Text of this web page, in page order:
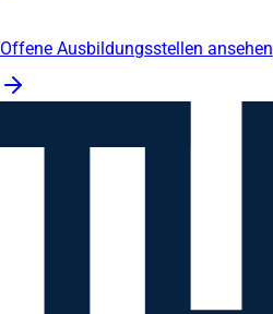
Offene Ausbildungsstellen ansehen